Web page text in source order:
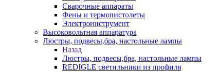
Сварочные аппараты
Фены и термопистолеты
Электроинструмент
Высоковольтная аппаратура
Люстры, подвесы,бра, настольные лампы
Назад
Люстры, подвесы,бра, настольные лампы
REDIGLE светильники из профиля